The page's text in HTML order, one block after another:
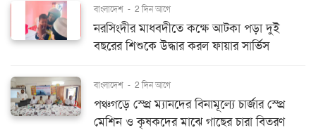
বাংলাদেশ - 2 দিন আগে
নরসিংদীর মাধবদীতে কক্ষে আটকা পড়া দুই
বছরের শিশুকে উদ্ধার করল ফায়ার সার্ভিস
বাংলাদেশ - 2 দিন আগে
পঞ্চগড়ে স্প্রে ম্যানদের বিনামূল্যে চার্জার স্প্রে
মেশিন ও কৃষকদের মাঝে গাছের চারা বিতরণ